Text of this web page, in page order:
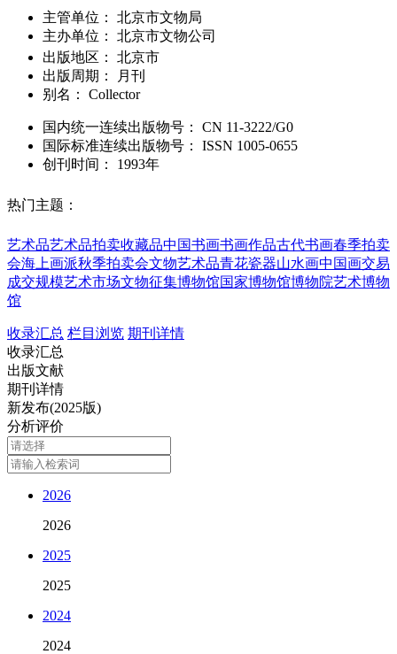
主管单位：
北京市文物局
主办单位：
北京市文物公司
出版地区：
北京市
出版周期：
月刊
别名：
Collector
国内统一连续出版物号： CN 11-3222/G0
国际标准连续出版物号 ： ISSN 1005-0655
创刊时间：
1993年
热门主题：
艺术品艺术品拍卖收藏品中国书画书画作品古代书画春季拍卖
会海上画派秋季拍卖会文物艺术品青花瓷器山水画中国画交易
成交规模艺术市场文物征集博物馆国家博物馆博物院艺术博物
馆
收录汇总 栏目浏览 期刊详情
收录汇总
出版文献
期刊详情
新发布(2025版)
分析评价
2026
2026
2025
2025
2024
2024